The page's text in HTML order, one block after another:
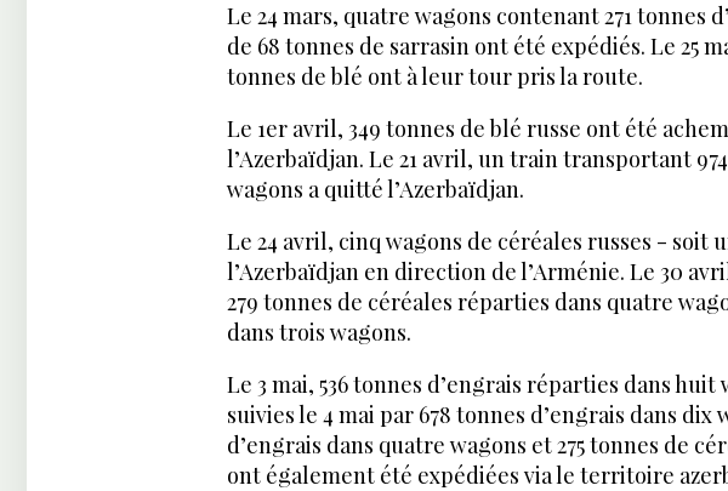
Le 24 mars, quatre wagons contenant 271 tonnes
de 68 tonnes de sarrasin ont été expédiés. Le 25
tonnes de blé ont à leur tour pris la route.
Le 1er avril, 349 tonnes de blé russe ont été
l’Azerbaïdjan. Le 21 avril, un train transportant
wagons a quitté l’Azerbaïdjan.
Le 24 avril, cinq wagons de céréales russes - soit
l’Azerbaïdjan en direction de l’Arménie. Le 30
279 tonnes de céréales réparties dans quatre
dans trois wagons.
Le 3 mai, 536 tonnes d’engrais réparties dans
suivies le 4 mai par 678 tonnes d’engrais dans dix
d’engrais dans quatre wagons et 275 tonnes de
ont également été expédiées via le territoire